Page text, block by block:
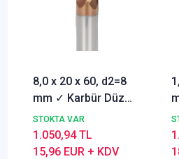
8,0 x 20 x 60, d2=8
mm ✓ Karbür Düz
Freze, Parmak freze
ucu Z=4,TiSiN
Kaplamalı
STOKTA VAR
15,96 EUR + KDV
1.050,94 TL